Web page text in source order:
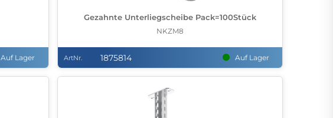
Auf Lager
Gezahnte Unterliegscheibe Pack=100Stück
NKZM8
ArtNr. 1875814 Auf Lager